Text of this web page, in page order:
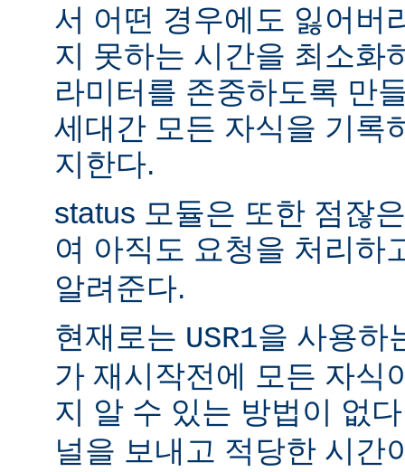
서 어떤 경우에도 잃어버
지 못하는 시간을 최소화
라미터를 존중하도록 만
세대간 모든 자식을 기록
지한다.
status 모듈은 또한 점잖
여 아직도 요청을 처리하
알려준다.
현재로는 USR1을 사용하
가 재시작전에 모든 자식
지 알 수 있는 방법이 없
널을 보내고 적당한 시간